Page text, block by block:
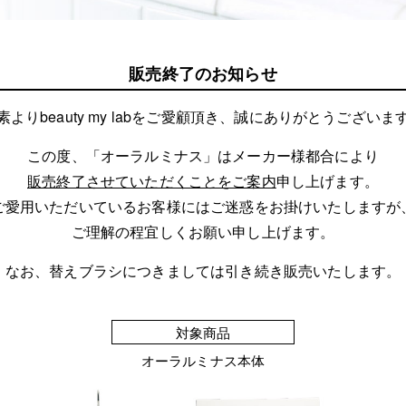
販売終了のお知らせ
よりbeauty my labをご愛顧頂き、誠にありがとうございま
この度、「オーラルミナス」はメーカー様都合により
販売終了させていただくことをご案内申し上げます。
愛用いただいているお客様にはご迷惑をお掛けいたしますが
ご理解の程宜しくお願い申し上げます。
なお、替えブラシにつきましては引き続き販売いたします。
対象商品
オーラルミナス本体